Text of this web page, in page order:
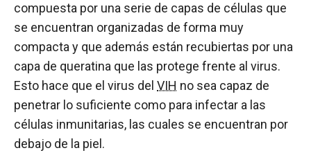
compuesta por una serie de capas de células que
se encuentran organizadas de forma muy
compacta y que además están recubiertas por una
capa de queratina que las protege frente al virus.
Esto hace que el virus del VIH no sea capaz de
penetrar lo suficiente como para infectar a las
células inmunitarias, las cuales se encuentran por
debajo de la piel.